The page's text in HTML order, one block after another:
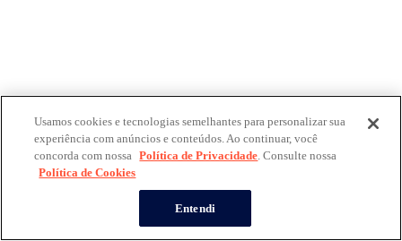
Usamos cookies e tecnologias semelhantes para personalizar sua
experiência com anúncios e conteúdos. Ao continuar, você
concorda com nossa Política de Privacidade. Consulte nossa
Política de Cookies
Entendi